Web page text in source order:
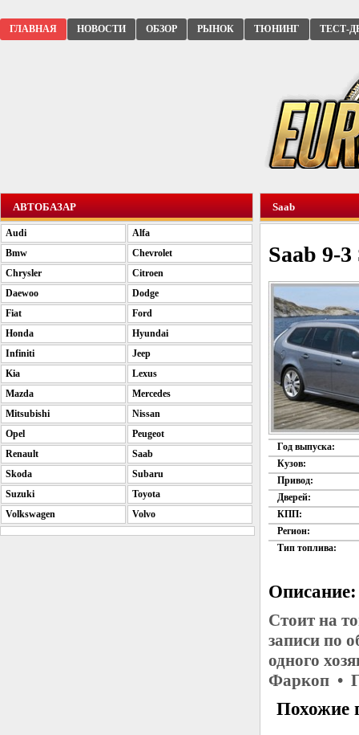
ГЛАВНАЯ НОВОСТИ ОБЗОР РЫНОК ТЮНИНГ ТЕСТ-
Saab
Saab 9-
Год выпуска:
Кузов:
Привод:
Дверей:
КПП:
Регион:
Тип топлива:
Описание:
Стоит на
записи по
одного
Фаркоп •
Похожие
АВТОБАЗАР
Audi
Alfa
Bmw
Chevrolet
Chrysler
Citroen
Daewoo
Dodge
Fiat
Ford
Honda
Hyundai
Infiniti
Jeep
Kia
Lexus
Mazda
Mercedes
Mitsubishi
Nissan
Opel
Peugeot
Renault
Saab
Skoda
Subaru
Suzuki
Toyota
Volkswagen
Volvo